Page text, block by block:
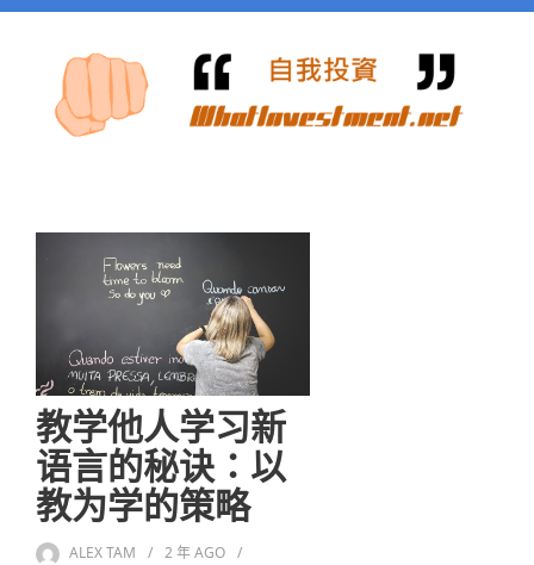
教学他人学习新
语言的秘诀：以
教为学的策略
ALEX TAM 2 年AGO